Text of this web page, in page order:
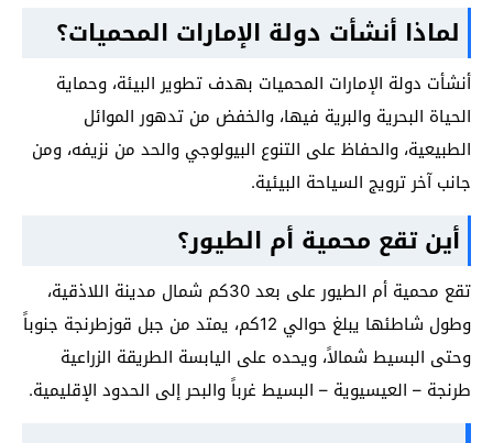
لماذا أنشأت دولة الإمارات المحميات؟
أنشأت دولة الإمارات المحميات بهدف تطوير البيئة، وحماية
الحياة البحرية والبرية فيها، والخفض من تدهور الموائل
الطبيعية، والحفاظ على التنوع البيولوجي والحد من نزيفه، ومن
جانب آخر ترويج السياحة البيئية.
أين تقع محمية أم الطيور؟
تقع محمية أم الطيور على بعد 30كم شمال مدينة اللاذقية،
وطول شاطئها يبلغ حوالي 12كم، يمتد من جبل قوزطرنجة جنوباً
وحتى البسيط شمالاً، ويحده على اليابسة الطريقة الزراعية
طرنجة – العيسيوية – البسيط غرباً والبحر إلى الحدود الإقليمية.